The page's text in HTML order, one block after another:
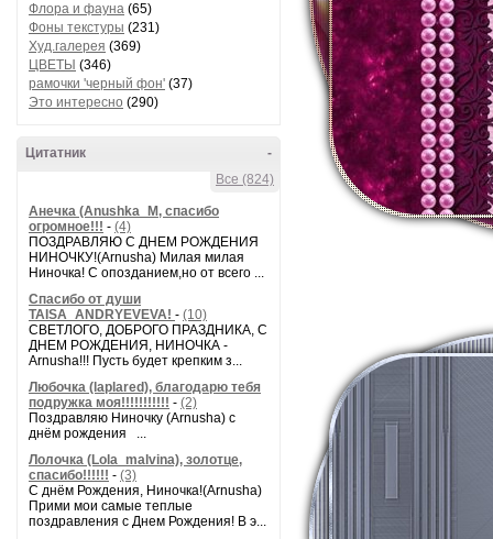
Флора и фауна (65)
Фоны текстуры (231)
Худ.галерея (369)
ЦВЕТЫ (346)
рамочки 'черный фон' (37)
Это интересно (290)
-
Цитатник
Все (824)
Анечка (Anushka_M, спасибо
огромное!!! - (4)
ПОЗДРАВЛЯЮ С ДНЕМ РОЖДЕНИЯ
НИНОЧКУ!(Arnusha) Милая милая
Ниночка! С опозданием,но от всего ...
Спасибо от души
TAISA_ANDRYEVEVA! - (10)
СВЕТЛОГО, ДОБРОГО ПРАЗДНИКА, С
ДНЕМ РОЖДЕНИЯ, НИНОЧКА -
Arnusha!!! Пусть будет крепким з...
Любочка (laplared), благодарю тебя
подружка моя!!!!!!!!!!! - (2)
Поздравляю Ниночку (Arnusha) с
днём рождения ...
Лолочка (Lola_malvina), золотце,
спасибо!!!!!! - (3)
С днём Рождения, Ниночка!(Аrnusha)
Прими мои самые теплые
поздравления с Днем Рождения! В э...